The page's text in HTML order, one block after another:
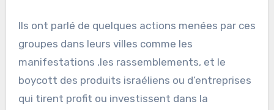
Ils ont parlé de quelques actions menées par ces
groupes dans leurs villes comme les
manifestations ,les rassemblements, et le
boycott des produits israéliens ou d’entreprises
qui tirent profit ou investissent dans la